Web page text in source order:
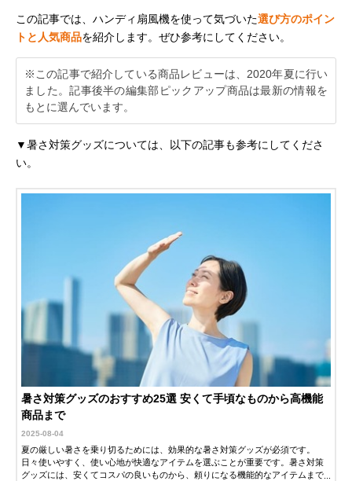
この記事では、ハンディ扇風機を使って気づいた選び方のポイン
トと人気商品を紹介します。ぜひ参考にしてください。
※この記事で紹介している商品レビューは、2020年夏に行い
ました。記事後半の編集部ピックアップ商品は最新の情報を
もとに選んでいます。
▼暑さ対策グッズについては、以下の記事も参考にしてくださ
い。
暑さ対策グッズのおすすめ25選 安くて手頃なものから高機能
商品まで
2025-08-04
夏の厳しい暑さを乗り切るためには、効果的な暑さ対策グッズが必須です。
日々使いやすく、使い心地が快適なアイテムを選ぶことが重要です。暑さ対策
グッズには、安くてコスパの良いものから、頼りになる機能的なアイテムまで